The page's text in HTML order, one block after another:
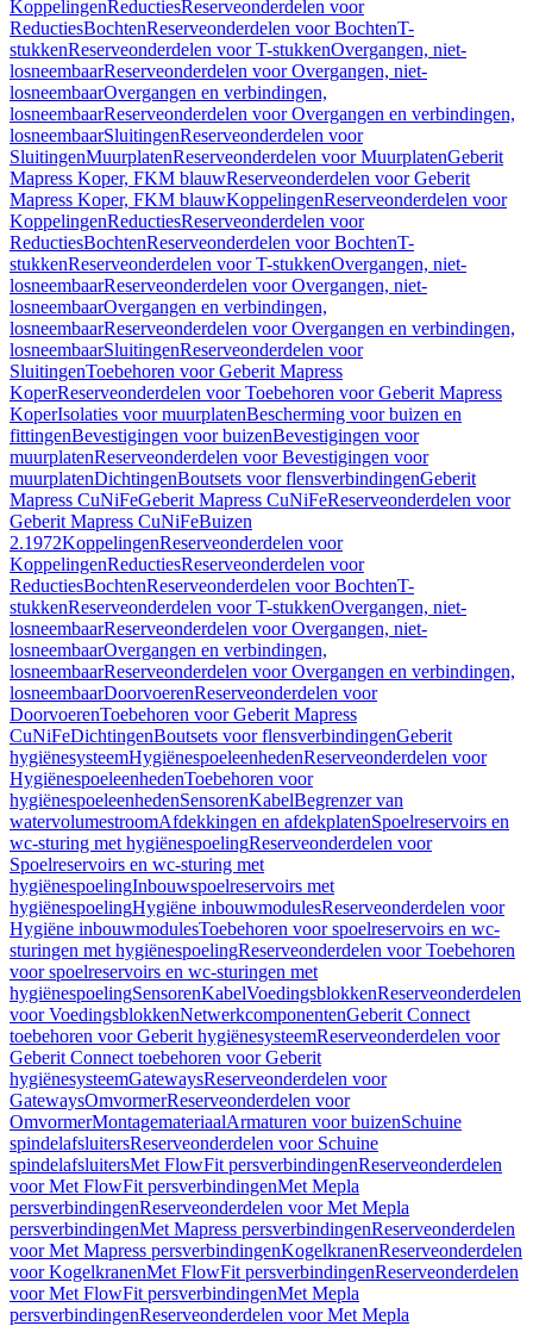
KoppelingenReductiesReserveonderdelen voor
ReductiesBochtenReserveonderdelen voor BochtenT-
stukkenReserveonderdelen voor T-stukkenOvergangen, niet-
losneembaarReserveonderdelen voor Overgangen, niet-
losneembaarOvergangen en verbindingen,
losneembaarReserveonderdelen voor Overgangen en verbindingen,
losneembaarSluitingenReserveonderdelen voor
SluitingenMuurplatenReserveonderdelen voor MuurplatenGeberit
Mapress Koper, FKM blauwReserveonderdelen voor Geberit
Mapress Koper, FKM blauwKoppelingenReserveonderdelen voor
KoppelingenReductiesReserveonderdelen voor
ReductiesBochtenReserveonderdelen voor BochtenT-
stukkenReserveonderdelen voor T-stukkenOvergangen, niet-
losneembaarReserveonderdelen voor Overgangen, niet-
losneembaarOvergangen en verbindingen,
losneembaarReserveonderdelen voor Overgangen en verbindingen,
losneembaarSluitingenReserveonderdelen voor
SluitingenToebehoren voor Geberit Mapress
KoperReserveonderdelen voor Toebehoren voor Geberit Mapress
KoperIsolaties voor muurplatenBescherming voor buizen en
fittingenBevestigingen voor buizenBevestigingen voor
muurplatenReserveonderdelen voor Bevestigingen voor
muurplatenDichtingenBoutsets voor flensverbindingenGeberit
Mapress CuNiFeGeberit Mapress CuNiFeReserveonderdelen voor
Geberit Mapress CuNiFeBuizen
2.1972KoppelingenReserveonderdelen voor
KoppelingenReductiesReserveonderdelen voor
ReductiesBochtenReserveonderdelen voor BochtenT-
stukkenReserveonderdelen voor T-stukkenOvergangen, niet-
losneembaarReserveonderdelen voor Overgangen, niet-
losneembaarOvergangen en verbindingen,
losneembaarReserveonderdelen voor Overgangen en verbindingen,
losneembaarDoorvoerenReserveonderdelen voor
DoorvoerenToebehoren voor Geberit Mapress
CuNiFeDichtingenBoutsets voor flensverbindingenGeberit
hygiënesysteemHygiënespoeleenhedenReserveonderdelen voor
HygiënespoeleenhedenToebehoren voor
hygiënespoeleenhedenSensorenKabelBegrenzer van
watervolumestroomAfdekkingen en afdekplatenSpoelreservoirs en
wc-sturing met hygiënespoelingReserveonderdelen voor
Spoelreservoirs en wc-sturing met
hygiënespoelingInbouwspoelreservoirs met
hygiënespoelingHygiëne inbouwmodulesReserveonderdelen voor
Hygiëne inbouwmodulesToebehoren voor spoelreservoirs en wc-
sturingen met hygiënespoelingReserveonderdelen voor Toebehoren
voor spoelreservoirs en wc-sturingen met
hygiënespoelingSensorenKabelVoedingsblokkenReserveonderdelen
voor VoedingsblokkenNetwerkcomponentenGeberit Connect
toebehoren voor Geberit hygiënesysteemReserveonderdelen voor
Geberit Connect toebehoren voor Geberit
hygiënesysteemGatewaysReserveonderdelen voor
GatewaysOmvormerReserveonderdelen voor
OmvormerMontagemateriaalArmaturen voor buizenSchuine
spindelafsluitersReserveonderdelen voor Schuine
spindelafsluitersMet FlowFit persverbindingenReserveonderdelen
voor Met FlowFit persverbindingenMet Mepla
persverbindingenReserveonderdelen voor Met Mepla
persverbindingenMet Mapress persverbindingenReserveonderdelen
voor Met Mapress persverbindingenKogelkranenReserveonderdelen
voor KogelkranenMet FlowFit persverbindingenReserveonderdelen
voor Met FlowFit persverbindingenMet Mepla
persverbindingenReserveonderdelen voor Met Mepla